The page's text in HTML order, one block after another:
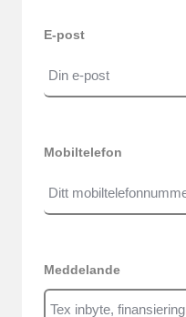
E-post
Mobiltelefon
Meddelande